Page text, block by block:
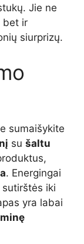
Jie ne
bet ir
siurprizų.
sumaišykite
su šaltu
. Energingai
iki
yra labai